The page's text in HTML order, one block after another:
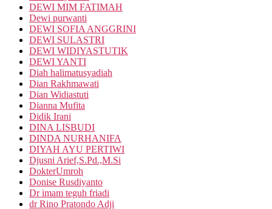
DEWI MIM FATIMAH
Dewi purwanti
DEWI SOFIA ANGGRINI
DEWI SULASTRI
DEWI WIDIYASTUTIK
DEWI YANTI
Diah halimatusyadiah
Dian Rakhmawati
Dian Widiastuti
Dianna Mufita
Didik Irani
DINA LISBUDI
DINDA NURHANIFA
DIYAH AYU PERTIWI
Djusni Arief,S.Pd.,M.Si
DokterUmroh
Donise Rusdiyanto
Dr imam teguh friadi
dr Rino Pratondo Adji